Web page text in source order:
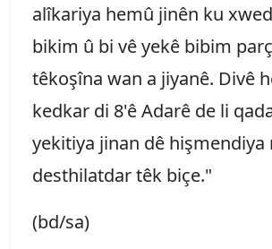
alîkariya hemû jinên ku
bikim û bi vê yekê bibim
têkoşîna wan a jiyanê. Divê
kedkar di 8'ê Adarê de li
yekitiya jinan dê hişmendiya
desthilatdar têk biçe."
(bd/sa)